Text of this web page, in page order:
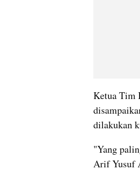
Ketua Tim
dilakukan
"Yang
Arif Yusuf